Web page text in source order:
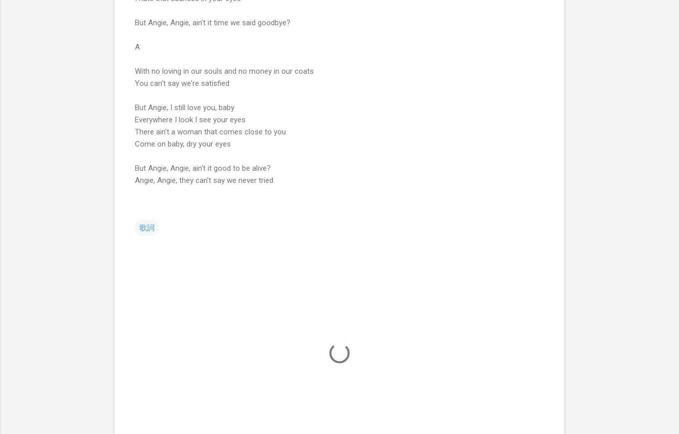
But Angie, Angie, ain't it time we said goodbye?
A
With no loving in our souls and no money in our coats
You can't say we're satisfied
But Angie, I still love you, baby
Everywhere I look I see your eyes
There ain't a woman that comes close to you
Come on baby, dry your eyes
But Angie, Angie, ain't it good to be alive?
Angie, Angie, they can't say we never tried
歌詞